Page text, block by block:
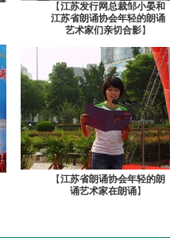
【江苏发行网总裁邹小晏和
江苏省朗诵协会年轻的朗诵
艺术家们亲切合影】
【江苏省朗诵协会年轻的朗
诵艺术家在朗诵】